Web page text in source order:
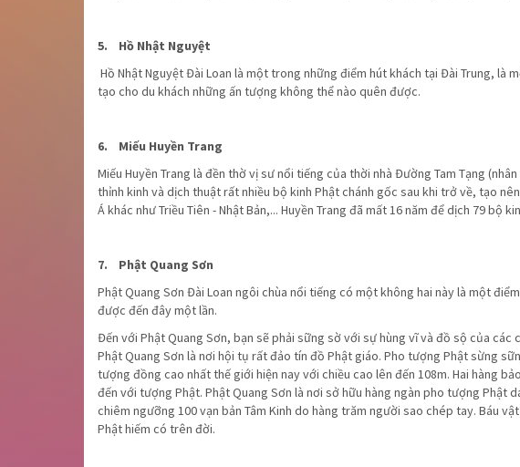
5. Hồ Nhật Nguyệt
Hồ Nhật Nguyệt Đài Loan là một trong những điểm hút khách tại Đài Trung, là
tạo cho du khách những ấn tượng không thể nào quên được.
6. Miếu Huyền Trang
Miếu Huyền Trang là đền thờ vị sư nổi tiếng của thời nhà Đường Tam Tạng
thỉnh kinh và dịch thuật rất nhiều bộ kinh Phật chánh gốc sau khi trở về, tạo
Á khác như Triều Tiên - Nhật Bản,... Huyền Trang đã mất 16 năm để dịch 79 bộ
7. Phật Quang Sơn
Phật Quang Sơn Đài Loan ngôi chùa nổi tiếng có một không hai này là một
được đến đây một lần.
Đến với Phật Quang Sơn, bạn sẽ phải sững sờ với sự hùng vĩ và đồ sộ của
Phật Quang Sơn là nơi hội tụ rất đảo tín đồ Phật giáo. Pho tượng Phật sừng
tượng đồng cao nhất thế giới hiện nay với chiều cao lên đến 108m. Hai hàng
đến với tượng Phật. Phật Quang Sơn là nơi sở hữu hàng ngàn pho tượng Phật
chiêm ngưỡng 100 vạn bản Tâm Kinh do hàng trăm người sao chép tay. Báu
Phật hiếm có trên đời.